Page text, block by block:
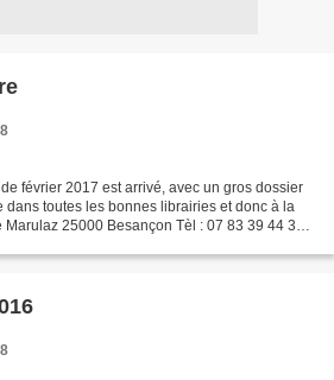
février 2017 est arrivé, avec un gros dossier
dans toutes les bonnes librairies et donc à la
25000 Besançon Tèl : 07 83 39 44 33